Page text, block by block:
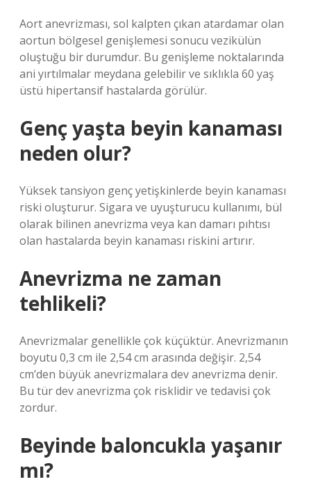
Aort anevrizması, sol kalpten çıkan atardamar olan
aortun bölgesel genişlemesi sonucu vezikülün
oluştuğu bir durumdur. Bu genişleme noktalarında
ani yırtılmalar meydana gelebilir ve sıklıkla 60 yaş
üstü hipertansif hastalarda görülür.
Genç yaşta beyin kanaması
neden olur?
Yüksek tansiyon genç yetişkinlerde beyin kanaması
riski oluşturur. Sigara ve uyuşturucu kullanımı, bül
olarak bilinen anevrizma veya kan damarı pıhtısı
olan hastalarda beyin kanaması riskini artırır.
Anevrizma ne zaman
tehlikeli?
Anevrizmalar genellikle çok küçüktür. Anevrizmanın
boyutu 0,3 cm ile 2,54 cm arasında değişir. 2,54
cm’den büyük anevrizmalara dev anevrizma denir.
Bu tür dev anevrizma çok risklidir ve tedavisi çok
zordur.
Beyinde baloncukla yaşanır
mı?